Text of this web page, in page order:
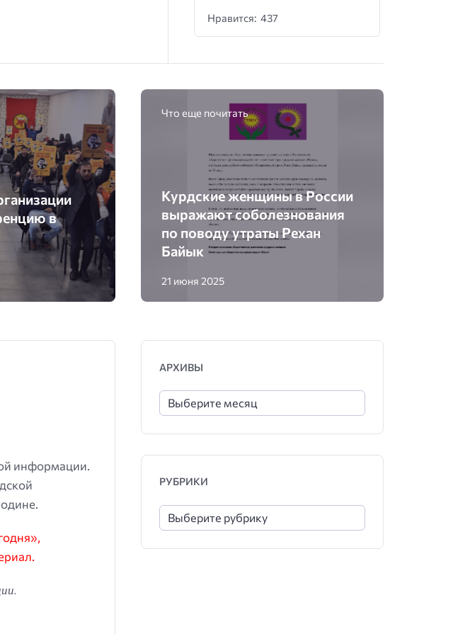
Нравится: 437
в
Что еще почитать
Курдские женщины в России
выражают соболезнования
по поводу утраты Рехан
Байык
21 июня 2025
информации.
АРХИВЫ
РУБРИКИ